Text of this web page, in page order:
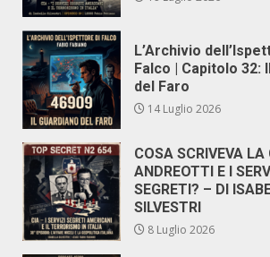
L’Archivio
Falco | Capitolo 32:
del Faro
14 Luglio 2026
COSA SCRIVEVA LA
ANDREOTTI E I
SEGRETI? – DI
SILVESTRI
8 Luglio 2026